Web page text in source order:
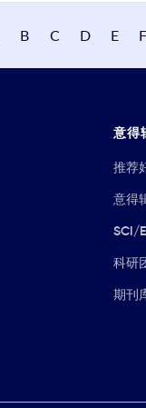
B C D E F